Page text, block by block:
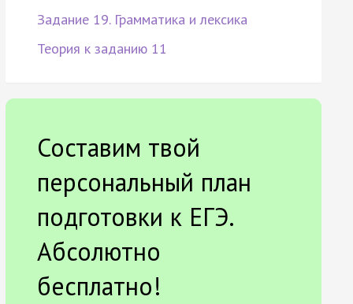
Задание 19. Грамматика и лексика
Теория к заданию 11
Составим твой
персональный план
подготовки к ЕГЭ.
Абсолютно
бесплатно!